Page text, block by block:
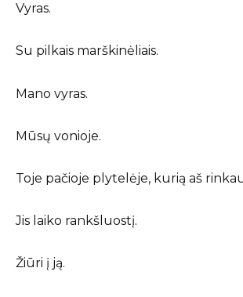
Vyras.
Su pilkais marškinėliais.
Mano vyras.
Mūsų vonioje.
Toje pačioje plytelėje, kurią aš
Jis laiko rankšluostį.
Žiūri į ją.